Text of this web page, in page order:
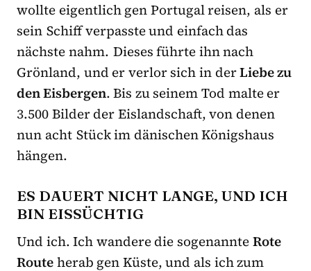
wollte eigentlich gen Portugal reisen, als er
sein Schiff verpasste und einfach das
nächste nahm. Dieses führte ihn nach
Grönland, und er verlor sich in derLiebe zu
den Eisbergen. Bis zu seinem Tod malte er
3.500 Bilder der Eislandschaft, von denen
nun acht Stück im dänischen Königshaus
hängen.
ES DAUERT NICHT LANGE, UND ICH
BIN EISSÜCHTIG
Und ich. Ich wandere die sogenannteRote
Routeherab gen Küste, und als ich zum